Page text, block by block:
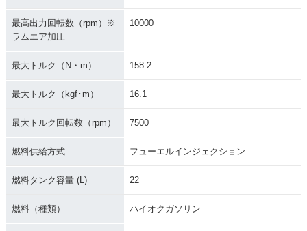
2007年 ZZR1400・
2006年 ZZR1400 A
最高出力回転数（rpm）※
ラムエア加圧
10000
最大トルク（N・m） 158.2
最大トルク（kgf･m） 16.1
最大トルク回転数（rpm） 7500
燃料供給方式 フューエルインジェクション
燃料タンク容量 (L) 22
燃料（種類） ハイオクガソリン